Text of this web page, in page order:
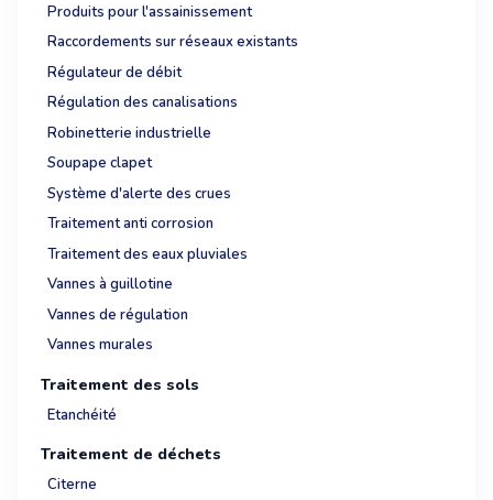
Produits pour l'assainissement
Raccordements sur réseaux existants
Régulateur de débit
Régulation des canalisations
Robinetterie industrielle
Soupape clapet
Système d'alerte des crues
Traitement anti corrosion
Traitement des eaux pluviales
Vannes à guillotine
Vannes de régulation
Vannes murales
Traitement des sols
Etanchéité
Traitement de déchets
Citerne